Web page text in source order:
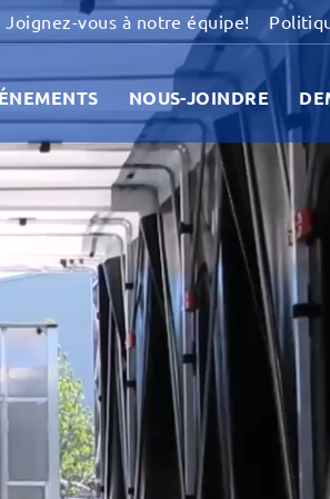
Joignez-vous à notre équipe!
NOUS-JOINDRE